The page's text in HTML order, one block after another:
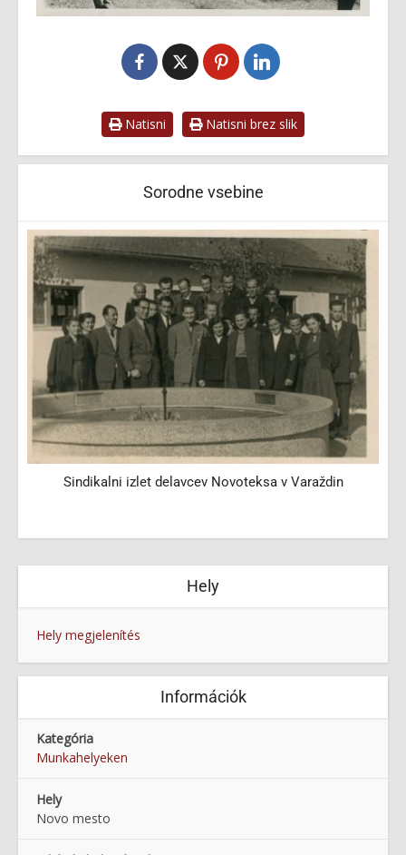
Natisni Natisni brez slik
Sorodne vsebine
Sindikalni izlet delavcev Novoteksa v Varaždin
Hely
Hely megjelenítés
Információk
Kategória
Munkahelyeken
Hely
Novo mesto